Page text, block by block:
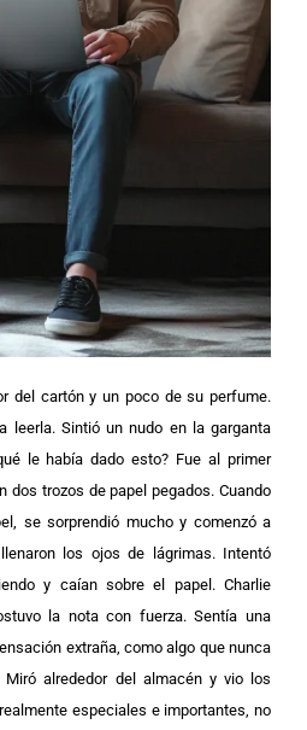
del cartón y un poco de su perfume.
leerla. Sintió un nudo en la garganta
le había dado esto? Fue al primer
dos trozos de papel pegados. Cuando
se sorprendió mucho y comenzó a
los ojos de lágrimas. Intentó
y caían sobre el papel. Charlie
la nota con fuerza. Sentía una
extraña, como algo que nunca
Miró alrededor del almacén y vio los
especiales e importantes, no